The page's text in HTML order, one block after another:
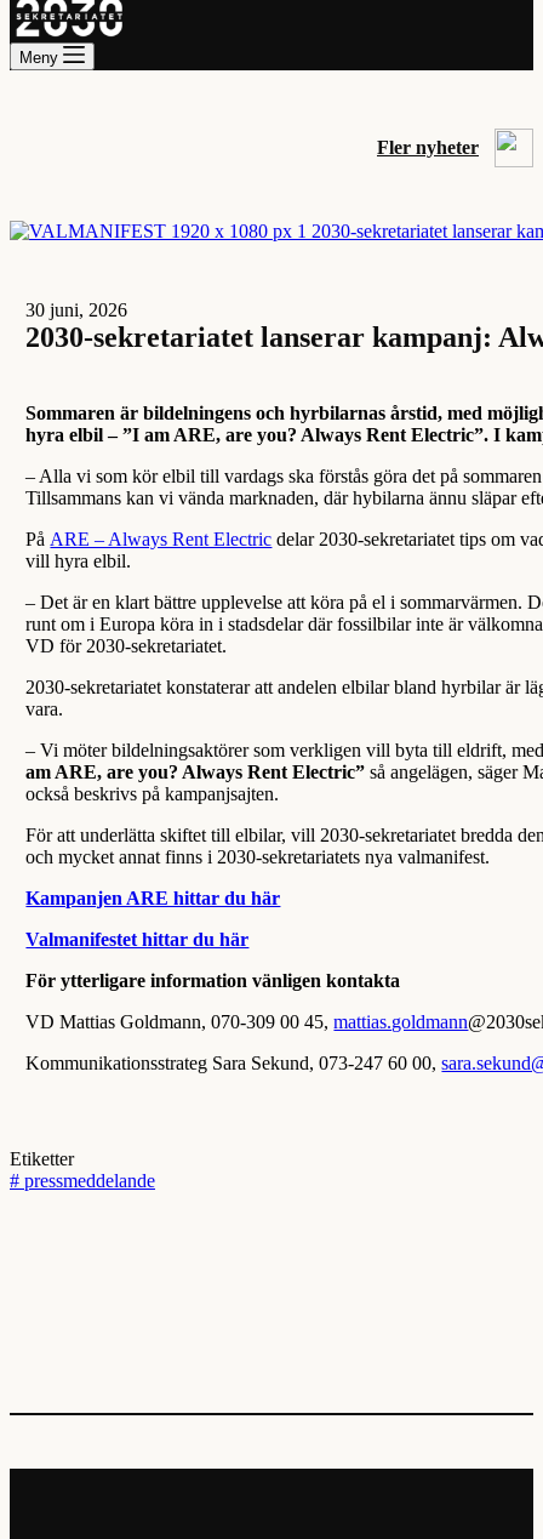
Meny
Fler nyheter
30 juni, 2026
2030-sekretariatet lanserar kampanj:
Sommaren är bildelningens och hyrbilarnas årstid, med
hyra elbil – ”I am ARE, are you? Always Rent Electric”. I
– Alla vi som kör elbil till vardags ska förstås göra det på
Tillsammans kan vi vända marknaden, där hybilarna ännu släpar
På ARE – Always Rent Electric delar 2030-sekretariatet tips om
vill hyra elbil.
– Det är en klart bättre upplevelse att köra på el i sommarvärmen.
runt om i Europa köra in i stadsdelar där fossilbilar inte är
VD för 2030-sekretariatet.
2030-sekretariatet konstaterar att andelen elbilar bland hyrbilar är
vara.
– Vi möter bildelningsaktörer som verkligen vill byta till eldrift,
am ARE, are you? Always Rent Electric”så angelägen, säger
också beskrivs på kampanjsajten.
För att underlätta skiftet till elbilar, vill 2030-sekretariatet bredda
och mycket annat finns i 2030-sekretariatets nya valmanifest.
Kampanjen ARE hittar du här
Valmanifestet hittar du här
För ytterligare information vänligen kontakta
VD Mattias Goldmann, 070-309 00 45,mattias.goldmann
Kommunikationsstrateg Sara Sekund, 073-247 60 00,
Etiketter
# pressmeddelande